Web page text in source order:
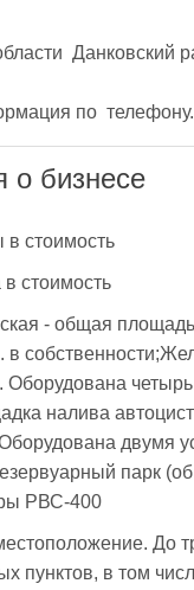
Данковский
по  телефону.
о бизнесе
стоимость
стоимость
- общая
в
Оборудована
налива
двумя
парк
РВС-400
До
пунктов, в том